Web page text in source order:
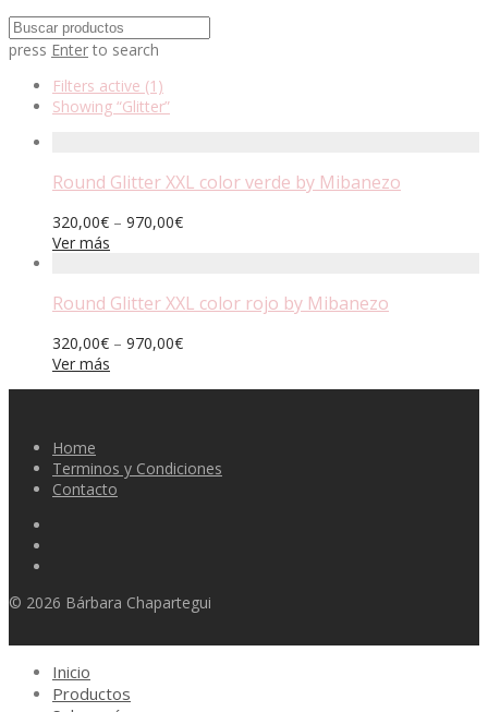
press Enter to search
Filters active (1)
Showing “Glitter”
Round Glitter XXL color verde by Mibanezo
320,00€ – 970,00€
Ver más
Round Glitter XXL color rojo by Mibanezo
320,00€ – 970,00€
Ver más
Home
Terminos y Condiciones
Contacto
© 2026 Bárbara Chapartegui
Inicio
Productos